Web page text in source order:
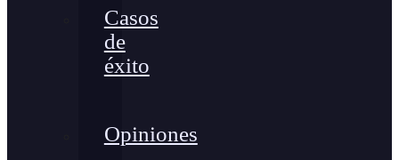
Casos
de
éxito
Opiniones